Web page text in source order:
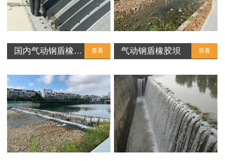
国内气动钢盾橡… 查看 气动钢盾橡胶坝 查看